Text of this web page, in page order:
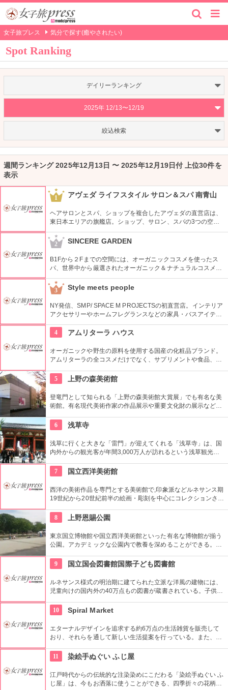
女子旅プレス 気分で探す(癒やされたい)
Spot Ranking
デイリーランキング
2025年 12/13〜12/19
絞込検索
週間ランキング 2025年12月13日 〜 2025年12月19日付 上位30件を
表示
1 アヴェダ ライフスタイル サロン＆スパ 南青山
ヘアサロンとスパ、ショップを複合したアヴェダの直営店は、
東日本エリアの旗艦店。ショップ、サロン、スパの3つの空間
ではピュアな花々や植物エッセンスの製品とアロマが織りなす
豊かな時間の中、リラックスしてお過ごしいただけます。
2 SINCERE GARDEN
B1Fから２Fまでの空間には、オーガニックコスメを使ったス
パ、世界中から厳選されたオーガニック＆ナチュラルコスメを
取り扱うショップ、また旬の野菜などを提供するカフェがあ
り、心も体もリフレッシュできます。
3 Style meets people
NY発信、SMP/ SPACE M PROJECTSの初直営店。インテリア
アクセサリーやホームフレグランスなどの家具・バスアイテム
を中心に販売している。製品は品質や素材感にこだわり、また
デザインはデザイナーやアーティストに頼むことによって洗練
4 アムリターラ ハウス
オーガニックや野生の原料を使用する国産の化粧品ブランド。
アムリターラの全コスメだけでなく、サプリメントや食品、雑
っている。
5 上野の森美術館
登竜門として知られる「上野の森美術館大賞展」でも有名な美
術館。有名現代美術作家の作品展示や重要文化財の展示など、
休めるのもいかが？
6 浅草寺
浅草に行くと大きな「雷門」が迎えてくれる「浅草寺」は、国
内外からの観光客が年間3,000万人が訪れるという浅草観光一
都内最古の名刹です。
7 国立西洋美術館
西洋の美術作品を専門とする美術館で,印象派などルネサンス期
19世紀から20世紀前半の絵画・彫刻を中心にコレクションされ
家）たちの作品を見ることができる美術館としは日本有数。ロ
ダンの「考える人」はこちらで見れる。設計はル・コルビジェ
が手掛け、建築・インテリア好きにもおすすめ。
8 上野恩賜公園
東京国立博物館や国立西洋美術館といった有名な博物館が揃う
公園。アカデミックな公園内で教養を深めることができる。ま
9
国立国会図書館国際子ども図書館
ルネサンス様式の明治期に建てられた立派な洋風の建物には、
児童向けの国内外の40万点もの図書が蔵書されている。子供だ
でゆっくり過ごしてみては。
10 Spiral Market
エターナルデザインを追求する約6万点の生活雑貨を販売して
おり、それらを通して新しい生活提案を行っている。また、買
利用もおすすめ。
11 染絵手ぬぐい ふじ屋
江戸時代からの伝統的な注染染めにこだわる「染絵手ぬぐい ふ
じ屋」は、今もお洒落に使うことができる、四季折々の花柄や